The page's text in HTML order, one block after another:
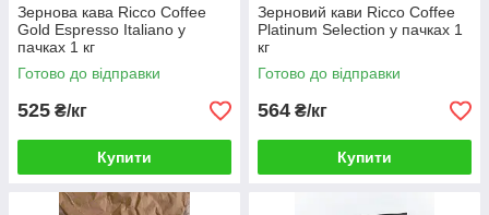
Зернова кава Ricco Coffee
Gold Espresso Italiano у
пачках 1 кг
Готово до відправки
525 ₴/кг
Купити
Зерновий кави Ricco Coffee
Platinum Selection у пачках 1
кг
Готово до відправки
564 ₴/кг
Купити